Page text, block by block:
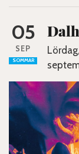
05
SEP
SOMMAR